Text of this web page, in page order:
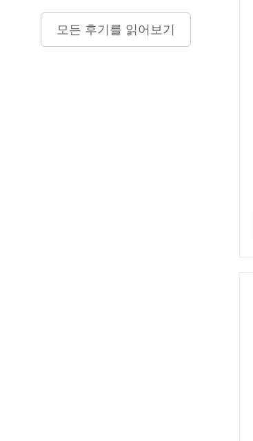
모든 후기를 읽어보기